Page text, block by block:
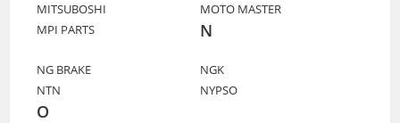
MITSUBOSHI
MOTO MASTER
MPI PARTS
N
NG BRAKE
NGK
NTN
NYPSO
O